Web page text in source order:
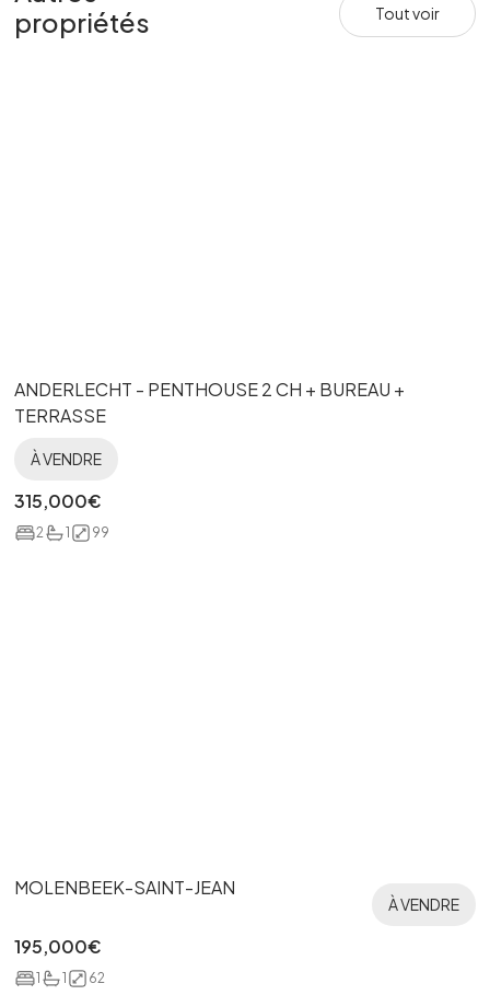
propriétés
Tout voir
ANDERLECHT - PENTHOUSE 2 CH + BUREAU +
TERRASSE
À VENDRE
315,000€
2 1 99
MOLENBEEK-SAINT-JEAN
À VENDRE
195,000€
1 1 62